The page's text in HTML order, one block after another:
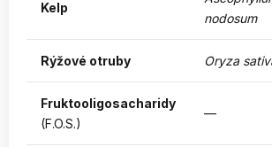
Kelp
nodosum
Rýžové otruby Oryza
Fruktooligosacharidy
(F.O.S.)
—